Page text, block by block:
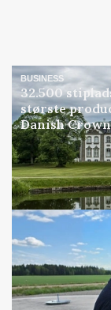
BUSINESS
32.500
største
Danish Crown